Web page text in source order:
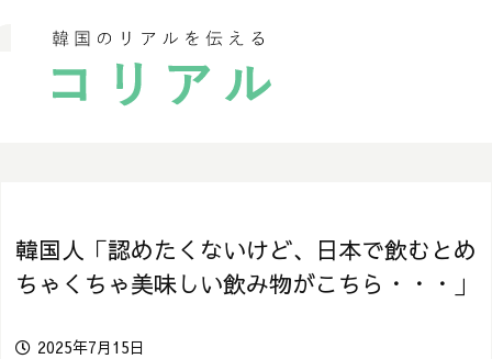
韓国人「認めたくないけど、日本で飲むとめ
ちゃくちゃ美味しい飲み物がこちら・・・」
2025年7月15日